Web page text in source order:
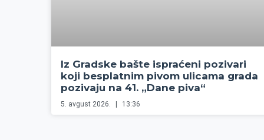
Iz Gradske bašte ispraćeni pozivari
koji besplatnim pivom ulicama grada
pozivaju na 41. „Dane piva“
5. avgust 2026. 13:36